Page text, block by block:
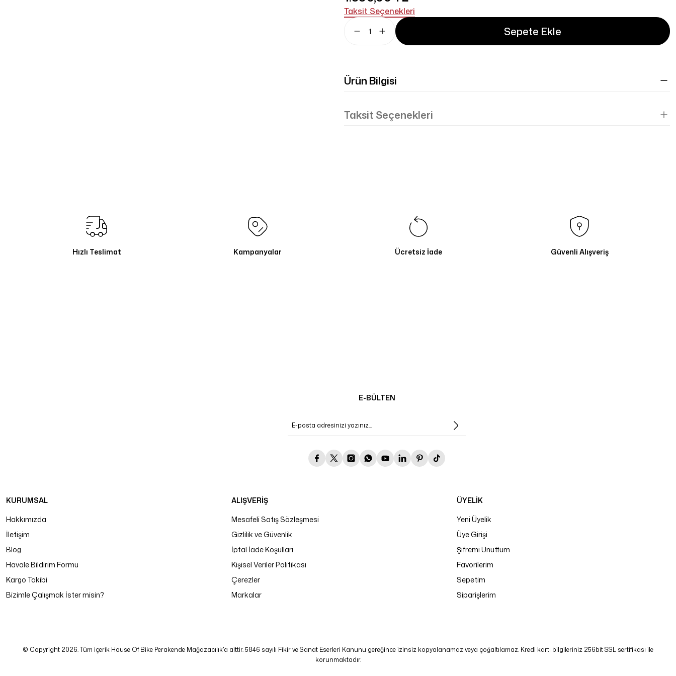
Taksit Seçenekleri
Sepete Ekle
Ürün Bilgisi
Taksit Seçenekleri
Hızlı Teslimat Kampanyalar Ücretsiz İade Güvenli Alışveriş
E-BÜLTEN
KURUMSAL
Hakkımızda
İletişim
Blog
Havale Bildirim Formu
Kargo Takibi
Bizimle Çalışmak İster misin?
ALIŞVERİŞ
Mesafeli Satış Sözleşmesi
Gizlilik ve Güvenlik
İptal İade Koşullari
Kişisel Veriler Politikası
Çerezler
Markalar
ÜYELİK
Yeni Üyelik
Üye Girişi
Şifremi Unuttum
Favorilerim
Sepetim
Siparişlerim
© Copyright 2026. Tüm içerik House Of Bike Perakende Mağazacılık'a aittir. 5846 sayılı Fikir ve Sanat Eserleri Kanunu gereğince izinsiz kopyalanamaz veya çoğaltılamaz. Kredi kartı bilgileriniz 256bit SSL sertifikası ile
korunmaktadır.